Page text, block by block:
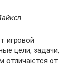
игровой
цели, задачи,
отличаются от